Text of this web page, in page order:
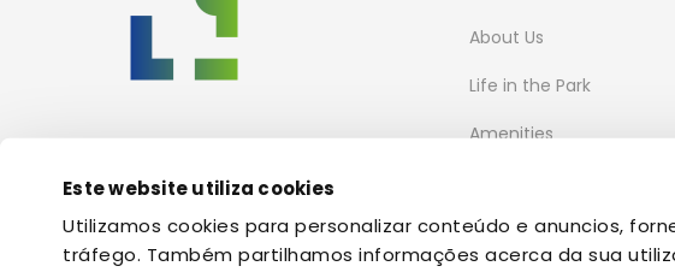
Este website utiliza cookies
Utilizamos cookies para personalizar conteúdo e anuncios,
tráfego. Também partilhamos informações acerca da sua
About Us
Life in the Park
Amenities